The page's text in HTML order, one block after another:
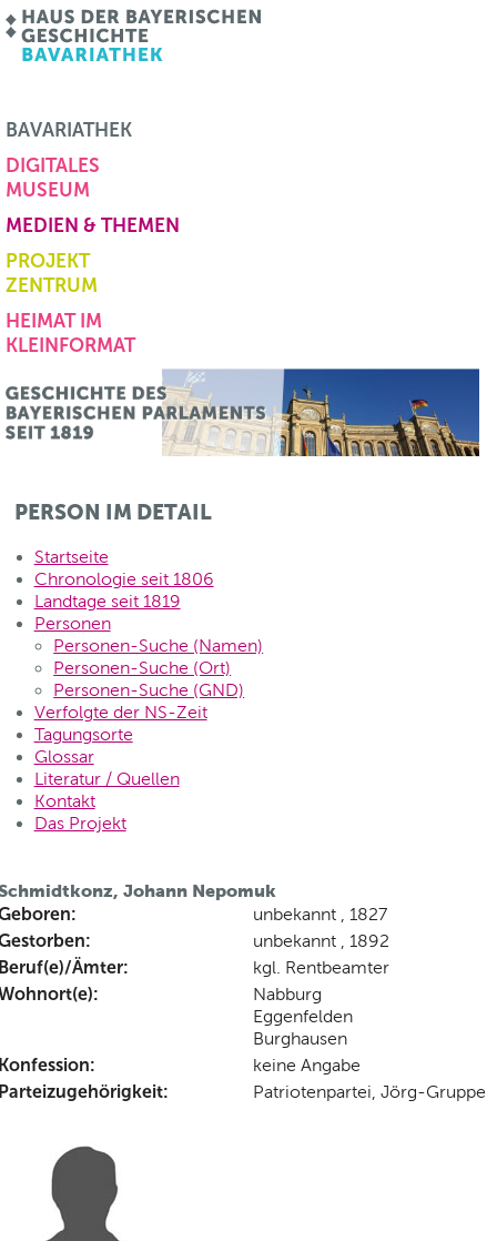
BAVARIATHEK
DIGITALES
MUSEUM
MEDIEN & THEMEN
PROJEKT
ZENTRUM
HEIMAT IM
KLEINFORMAT
PERSON IM DETAIL
Startseite
Chronologie seit 1806
Landtage seit 1819
Personen
Personen-Suche (Namen)
Personen-Suche (Ort)
Personen-Suche (GND)
Verfolgte der NS-Zeit
Tagungsorte
Glossar
Literatur / Quellen
Kontakt
Das Projekt
Johann Nepomuk
unbekannt , 1827
unbekannt , 1892
Ämter: kgl. Rentbeamter
Nabburg
Eggenfelden
Burghausen
keine Angabe
Patriotenpartei, Jörg-Gruppe